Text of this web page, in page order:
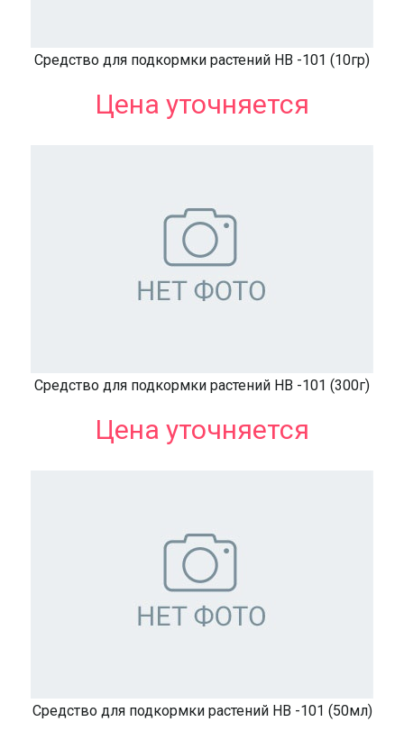
Средство для подкормки растений НВ -101 (10гр)
Цена уточняется
Средство для подкормки растений НВ -101 (300г)
Цена уточняется
Средство для подкормки растений НВ -101 (50мл)